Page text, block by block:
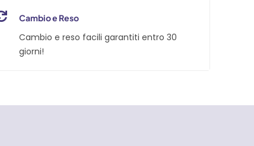
Cambio e Reso
Cambio e reso facili garantiti entro 30
giorni!